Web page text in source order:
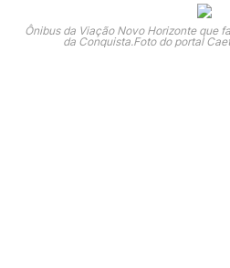
Ônibus da Viação Novo Horizonte que
da Conquista.Foto do portal